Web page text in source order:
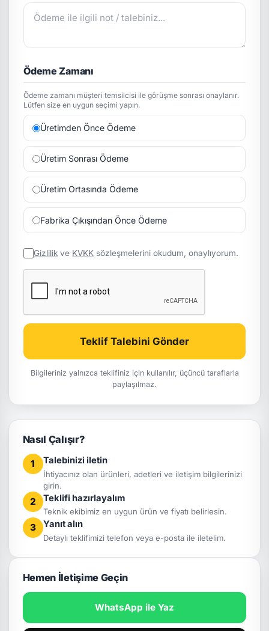
Ödeme Zamanı
Ödeme zamanı müşteri temsilcisi ile görüşme sonrası onaylanır.
Lütfen size en uygun seçimi yapın.
Üretimden Önce Ödeme
Üretim Sonrası Ödeme
Üretim Ortasında Ödeme
Fabrika Çıkışından Önce Ödeme
Gizlilik ve KVKK sözleşmelerini okudum, onaylıyorum.
Teklif Talebini Gönder
Bilgileriniz yalnızca teklifiniz için kullanılır, üçüncü taraflarla
paylaşılmaz.
Nasıl Çalışır?
1 Talebinizi iletin
İhtiyacınız olan ürünleri, adetleri ve iletişim bilgilerinizi
girin.
2 Teklifi hazırlayalım
Teknik ekibimiz en uygun ürün ve fiyatı belirlesin.
3 Yanıt alın
Detaylı teklifimizi telefon veya e-posta ile iletelim.
Hemen İletişime Geçin
WhatsApp ile Yaz